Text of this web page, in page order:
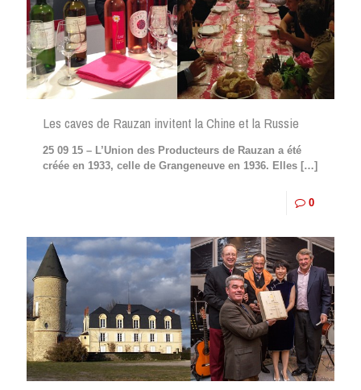
Les caves de Rauzan invitent la Chine et la Russie
25 09 15 – L’Union des Producteurs de Rauzan a été
créée en 1933, celle de Grangeneuve en 1936. Elles […]
0